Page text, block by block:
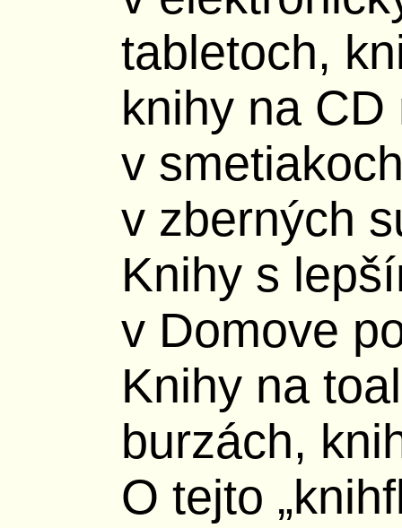
tabletoch,
knihy na
v
v zberných
Knihy s
v Domove
Knihy na
burzách,
O tejto